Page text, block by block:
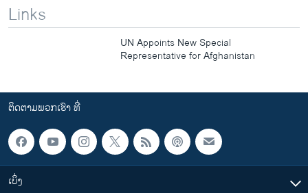
Links
UN Appoints New Special
Representative for Afghanistan
ຕິດຕາມພວກເຮົາ ທີ່
ເບິ່ງ